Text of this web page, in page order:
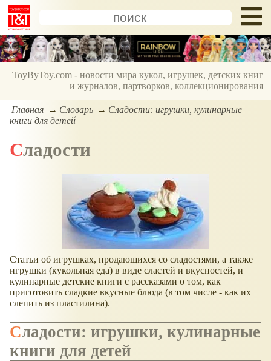
ToyByToy.com - новости мира кукол, игрушек, детских книг
и журналов, партворков, коллекционирования
Главная Словарь
Сладости: игрушки, кулинарные
книги для детей
Сладости
Статьи об игрушках, продающихся со сладостями, а также
игрушки (кукольная еда) в виде сластей и вкусностей, и
кулинарные детские книги с рассказами о том, как
приготовить сладкие вкусные блюда (в том числе - как их
слепить из пластилина).
Сладости: игрушки, кулинарные
книги для детей